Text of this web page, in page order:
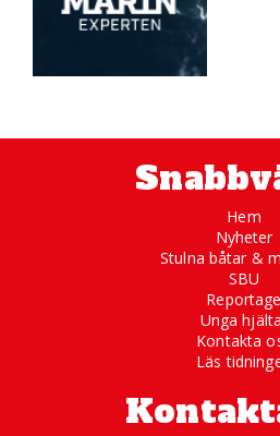
Hem
Nyheter
Stulna båtar &
SBU
Reportage
Unga
Kontakta
Läs